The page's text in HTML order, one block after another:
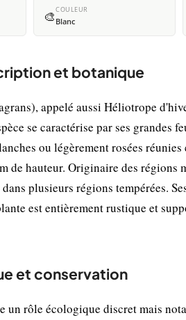
🎨COULEUR
Blanc
et botanique
appelé aussi Héliotrope
se caractérise par ses grandes
ou légèrement rosées
de hauteur. Originaire des régions
plusieurs régions tempérées.
est entièrement rustique et
et conservation
un rôle écologique discret mais